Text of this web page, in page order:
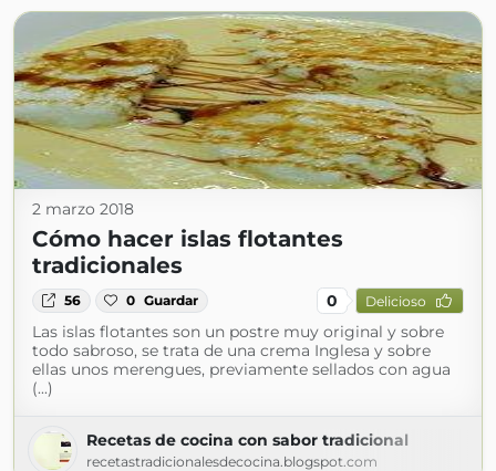
2 marzo 2018
Cómo hacer islas flotantes
tradicionales
56 0 Guardar 0 Delicioso
Las islas flotantes son un postre muy original y sobre
todo sabroso, se trata de una crema Inglesa y sobre
ellas unos merengues, previamente sellados con agua
(...)
Recetas de cocina con sabor tradicional
recetastradicionalesdecocina.blogspot.com